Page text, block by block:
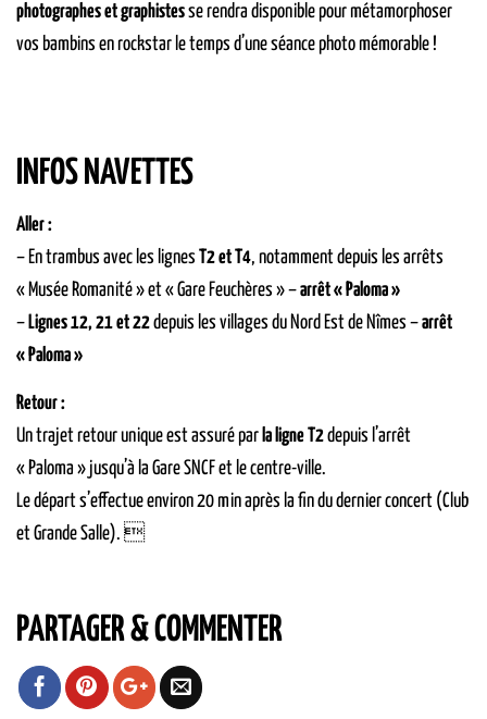
photographes et graphistesse rendra disponible pour métamorphoser
vos bambins en rockstar le temps d’une séance photo mémorable !
INFOS NAVETTES
Aller :
– En trambus avec les lignes T2 et T4, notamment depuis les arrêts
« Musée Romanité » et « Gare Feuchères » –arrêt « Paloma »
– Lignes 12, 21 et 22depuis les villages du Nord Est de Nîmes –arrêt
« Paloma »
Retour :
Un trajet retour unique est assuré par la ligne T2depuis l’arrêt
« Paloma » jusqu’à la Gare SNCF et le centre-ville.
Le départ s’effectue environ 20 min après la fin du dernier concert (Club
et Grande Salle). 
PARTAGER & COMMENTER